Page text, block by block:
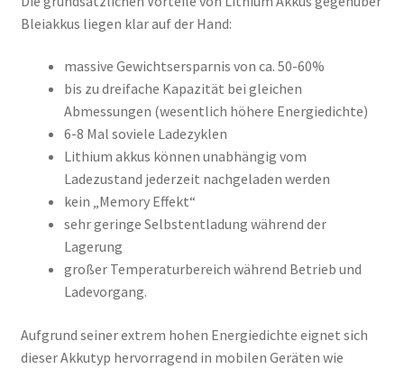
Bleiakkus liegen klar auf der Hand:
massive Gewichtsersparnis von ca. 50-60%
bis zu dreifache Kapazität bei gleichen
Abmessungen (wesentlich höhere Energiedichte)
6-8 Mal soviele Ladezyklen
Lithium akkus können unabhängig vom
Ladezustand jederzeit nachgeladen werden
kein „Memory Effekt“
sehr geringe Selbstentladung während der
Lagerung
großer Temperaturbereich während Betrieb und
Ladevorgang.
Aufgrund seiner extrem hohen Energiedichte eignet sich
dieser Akkutyp hervorragend in mobilen Geräten wie